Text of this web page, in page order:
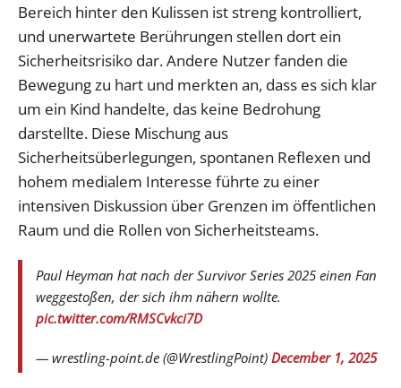
Bereich hinter den Kulissen ist streng kontrolliert,
und unerwartete Berührungen stellen dort ein
Sicherheitsrisiko dar. Andere Nutzer fanden die
Bewegung zu hart und merkten an, dass es sich klar
um ein Kind handelte, das keine Bedrohung
darstellte. Diese Mischung aus
Sicherheitsüberlegungen, spontanen Reflexen und
hohem medialem Interesse führte zu einer
intensiven Diskussion über Grenzen im öffentlichen
Raum und die Rollen von Sicherheitsteams.
Paul Heyman hat nach der Survivor Series 2025 einen Fan
weggestoßen, der sich ihm nähern wollte.
pic.twitter.com/RMSCvkci7D
— wrestling-point.de (@WrestlingPoint) December 1, 2025